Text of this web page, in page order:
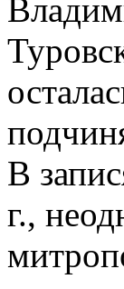
В
г.,